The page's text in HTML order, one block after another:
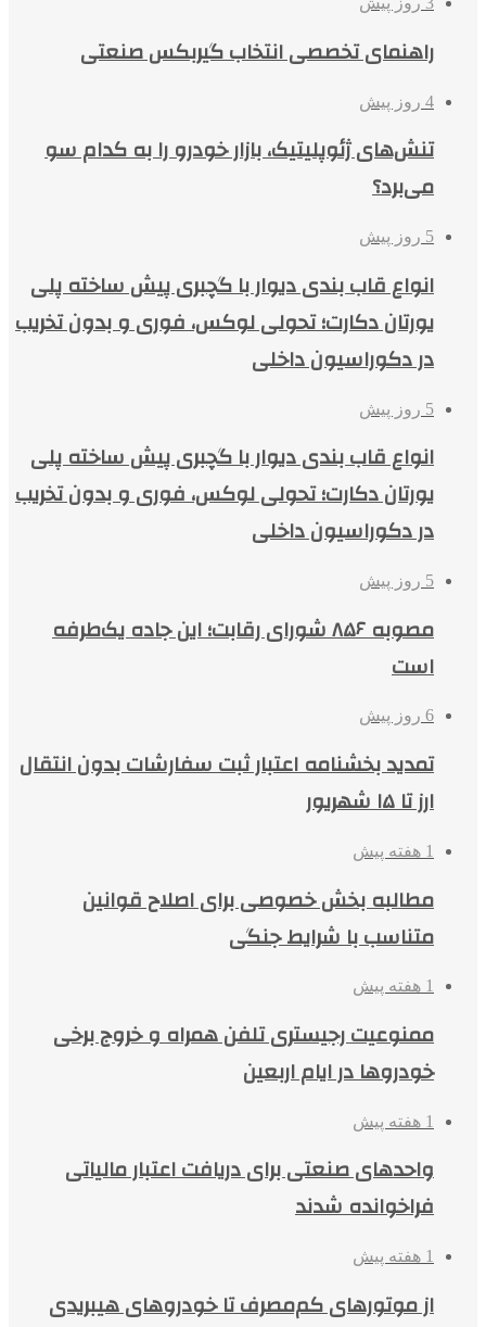
راهنمای تخصصی انتخاب گیربکس صنعتی
4 روز پیش
تنش‌های ژئوپلیتیک، بازار خودرو را به کدام سو
می‌برد؟
5 روز پیش
انواع قاب بندی دیوار با گچبری پیش ساخته پلی
یورتان دکارت؛ تحولی لوکس، فوری و بدون تخریب
در دکوراسیون داخلی
5 روز پیش
انواع قاب بندی دیوار با گچبری پیش ساخته پلی
یورتان دکارت؛ تحولی لوکس، فوری و بدون تخریب
در دکوراسیون داخلی
5 روز پیش
مصوبه ۸۵۶ شورای رقابت؛ این جاده یک‌طرفه
است
6 روز پیش
تمدید بخشنامه اعتبار ثبت سفارشات بدون انتقال
ارز تا ۱۵ شهریور
1 هفته پیش
مطالبه بخش خصوصی برای اصلاح قوانین
متناسب با شرایط جنگی
1 هفته پیش
ممنوعیت رجیستری تلفن همراه و خروج برخی
خودروها در ایام اربعین
1 هفته پیش
واحدهای صنعتی برای دریافت اعتبار مالیاتی
فراخوانده شدند
1 هفته پیش
از موتورهای کم‌مصرف تا خودروهای هیبریدی